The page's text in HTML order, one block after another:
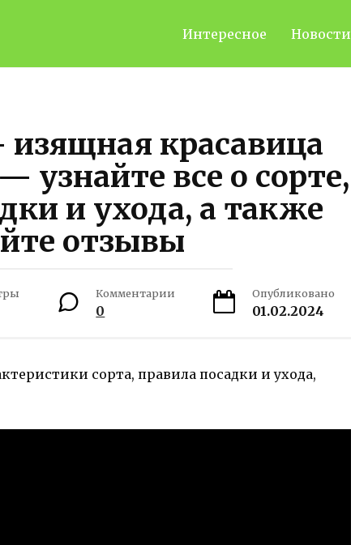
Интересное Новости
красавица
узнайте все о сорте,
и ухода, а также
отзывы
Комментарии
0
Опубликовано
01.02.2024